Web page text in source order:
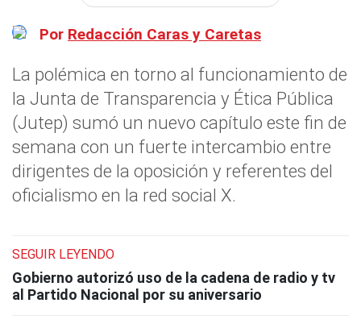
Por Redacción Caras y Caretas
La polémica en torno al funcionamiento de
la Junta de Transparencia y Ética Pública
(Jutep) sumó un nuevo capítulo este fin de
semana con un fuerte intercambio entre
dirigentes de la oposición y referentes del
oficialismo en la red social X.
SEGUIR LEYENDO
Gobierno autorizó uso de la cadena de radio y tv
al Partido Nacional por su aniversario